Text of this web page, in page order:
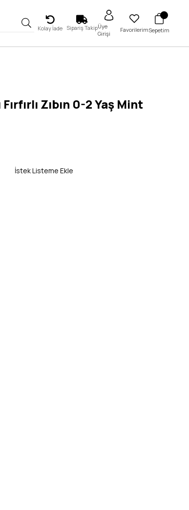
Kolay İade Sipariş TakipÜye
Girişi
FavorilerimSepetim
Fırfırlı Zıbın 0-2 Yaş Mint
İstek Listeme Ekle